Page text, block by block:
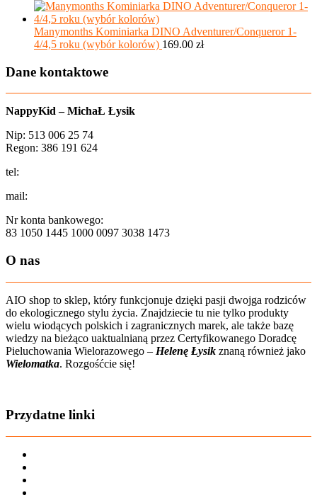
Manymonths Kominiarka DINO Adventurer/Conqueror 1-
4/4,5 roku (wybór kolorów) 169.00 zł
Dane kontaktowe
NappyKid – MichaŁ Łysik
Nip: 513 006 25 74
Regon: 386 191 624
tel:
mail:
Nr konta bankowego:
83 1050 1445 1000 0097 3038 1473
O nas
AIO shop to sklep, który funkcjonuje dzięki pasji dwojga rodziców
do ekologicznego stylu życia. Znajdziecie tu nie tylko produkty
wielu wiodących polskich i zagranicznych marek, ale także bazę
wiedzy na bieżąco uaktualnianą przez Certyfikowanego Doradcę
Pieluchowania Wielorazowego – Helenę Łysik znaną również jako
Wielomatka. Rozgośćcie się!
Przydatne linki